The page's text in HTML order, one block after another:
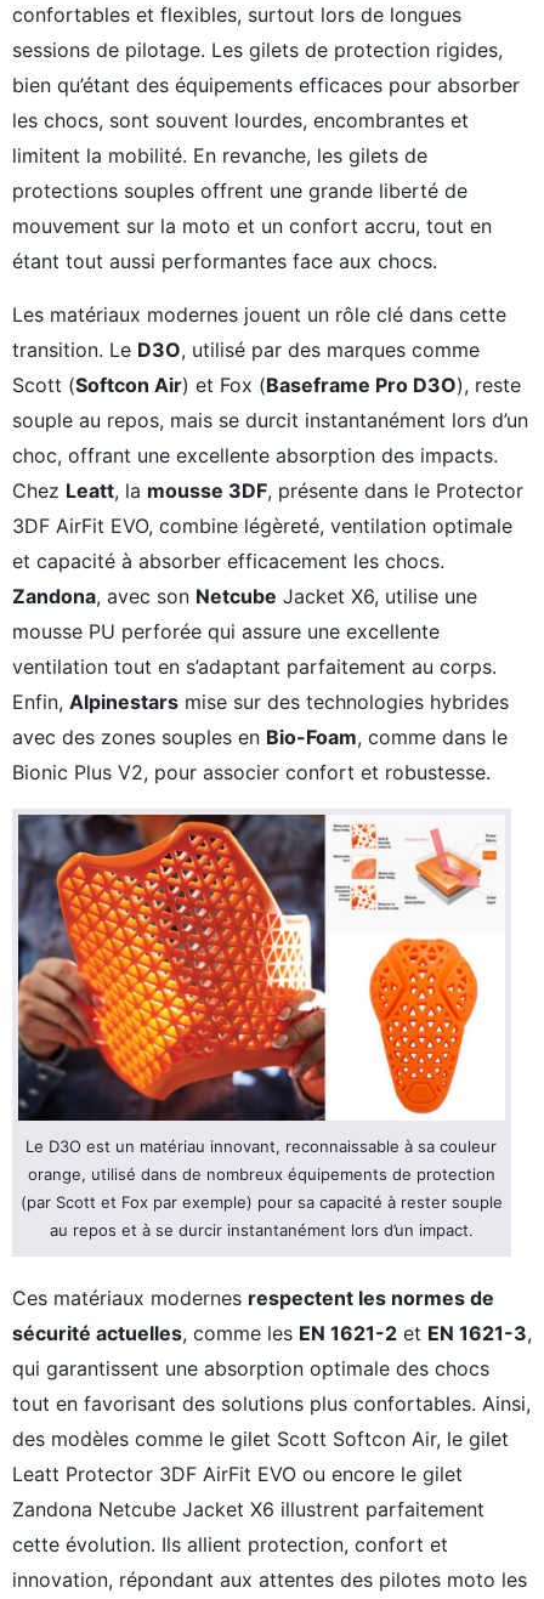
confortables et flexibles, surtout lors de longues
sessions de pilotage. Les gilets de protection rigides,
bien qu’étant des équipements efficaces pour absorber
les chocs, sont souvent lourdes, encombrantes et
limitent la mobilité. En revanche, les gilets de
protections souples offrent une grande liberté de
mouvement sur la moto et un confort accru, tout en
étant tout aussi performantes face aux chocs.
Les matériaux modernes jouent un rôle clé dans cette
transition. Le D3O, utilisé par des marques comme
Scott (Softcon Air) et Fox (Baseframe Pro D3O), reste
souple au repos, mais se durcit instantanément lors d’un
choc, offrant une excellente absorption des impacts.
Chez Leatt, la mousse 3DF, présente dans le Protector
3DF AirFit EVO, combine légèreté, ventilation optimale
et capacité à absorber efficacement les chocs.
Zandona, avec son Netcube Jacket X6, utilise une
mousse PU perforée qui assure une excellente
ventilation tout en s’adaptant parfaitement au corps.
Enfin, Alpinestars mise sur des technologies hybrides
avec des zones souples en Bio-Foam, comme dans le
Bionic Plus V2, pour associer confort et robustesse.
Le D3O est un matériau innovant, reconnaissable à sa couleur
orange, utilisé dans de nombreux équipements de protection
(par Scott et Fox par exemple) pour sa capacité à rester souple
au repos et à se durcir instantanément lors d’un impact.
Ces matériaux modernes respectent les normes de
sécurité actuelles, comme les EN 1621-2 et EN 1621-3,
qui garantissent une absorption optimale des chocs
tout en favorisant des solutions plus confortables. Ainsi,
des modèles comme le gilet Scott Softcon Air, le gilet
Leatt Protector 3DF AirFit EVO ou encore le gilet
Zandona Netcube Jacket X6 illustrent parfaitement
cette évolution. Ils allient protection, confort et
innovation, répondant aux attentes des pilotes moto les
Rechercher
: